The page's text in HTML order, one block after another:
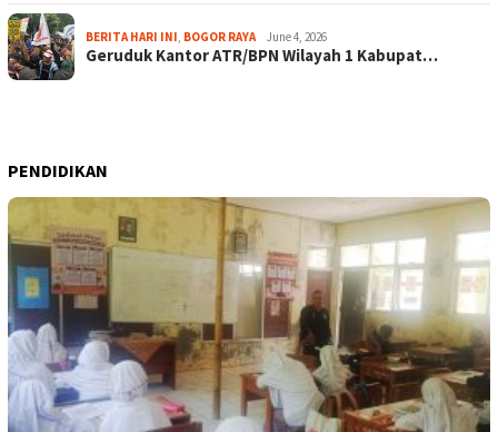
BERITA HARI INI, BOGOR RAYA June 4, 2026
Geruduk Kantor ATR/BPN Wilayah 1 Kabupat…
PENDIDIKAN